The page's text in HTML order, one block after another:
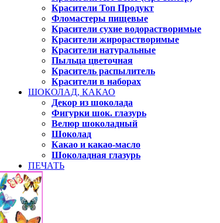
Красители Топ Продукт
Фломастеры пищевые
Красители сухие водорастворимые
Красители жирорастворимые
Красители натуральные
Пыльца цветочная
Краситель распылитель
Красители в наборах
ШОКОЛАД, КАКАО
Декор из шоколада
Фигурки шок. глазурь
Велюр шоколадный
Шоколад
Какао и какао-масло
Шоколадная глазурь
ПЕЧАТЬ